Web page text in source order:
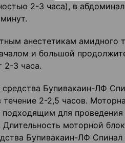
2-3 часа), в
анестетикам амидного
и большой
2-3 часа.
Бупивакаин-ЛФ
2-2,5 часов.
для
моторной
Бупивакаин-ЛФ